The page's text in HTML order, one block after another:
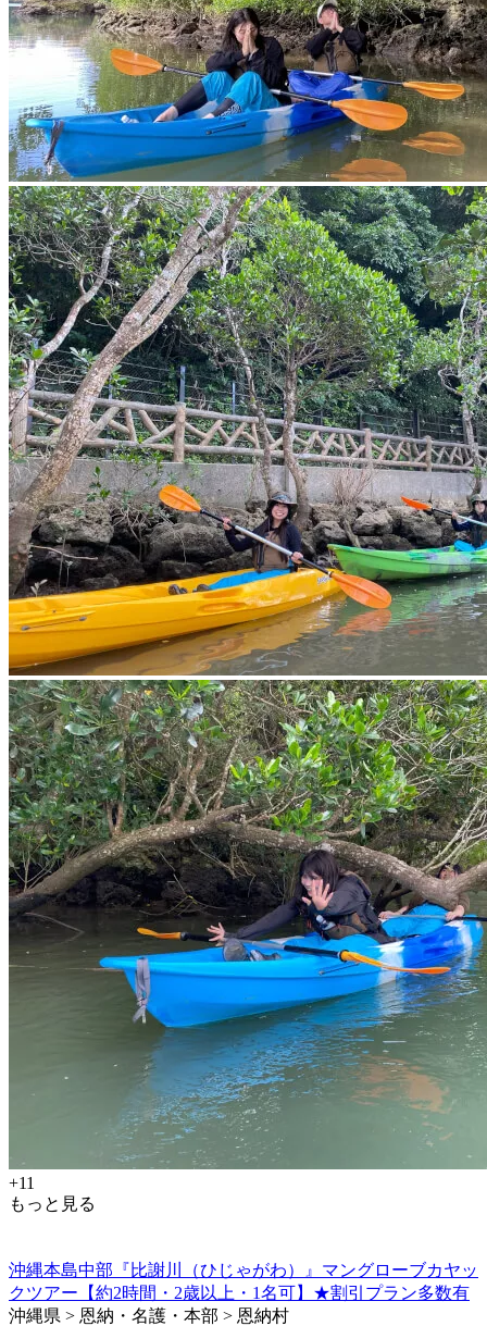
+11
もっと見る
沖縄本島中部『比謝川（ひじゃがわ）』マングローブカヤッ
クツアー【約2時間・2歳以上・1名可】★割引プラン多数有
沖縄県 > 恩納・名護・本部 > 恩納村